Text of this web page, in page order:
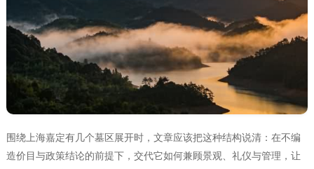
围绕上海嘉定有几个墓区展开时，文章应该把这种结构说清：在不编
造价目与政策结论的前提下，交代它如何兼顾景观、礼仪与管理，让